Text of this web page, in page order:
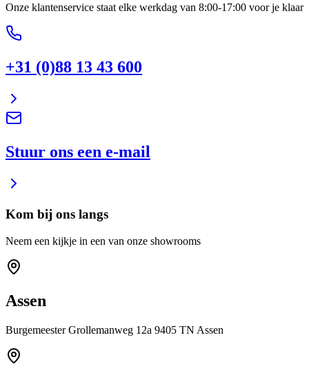
Onze klantenservice staat elke werkdag van 8:00-17:00 voor je klaar
+31 (0)88 13 43 600
Stuur ons een e-mail
Kom bij ons langs
Neem een kijkje in een van onze showrooms
Assen
Burgemeester Grollemanweg 12a 9405 TN Assen